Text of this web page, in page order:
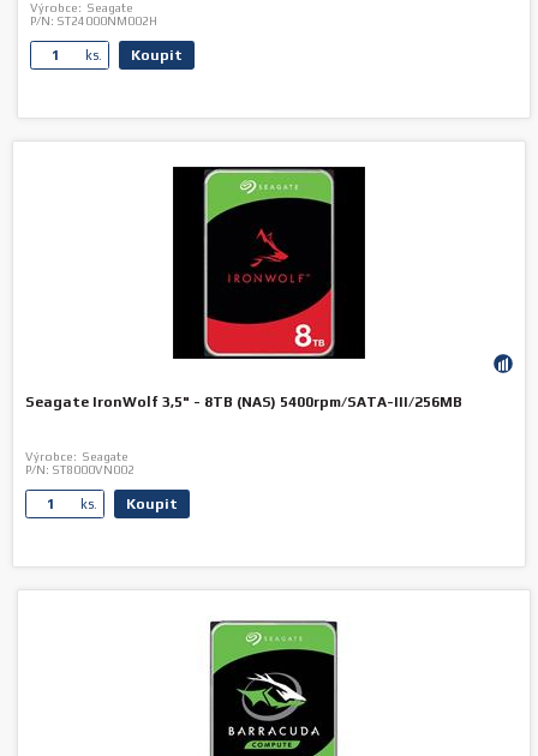
Výrobce: Seagate
P/N: ST24000NM002H
ks. Koupit
Seagate IronWolf 3,5" - 8TB (NAS) 5400rpm/SATA-III/256MB
Výrobce: Seagate
P/N: ST8000VN002
ks. Koupit